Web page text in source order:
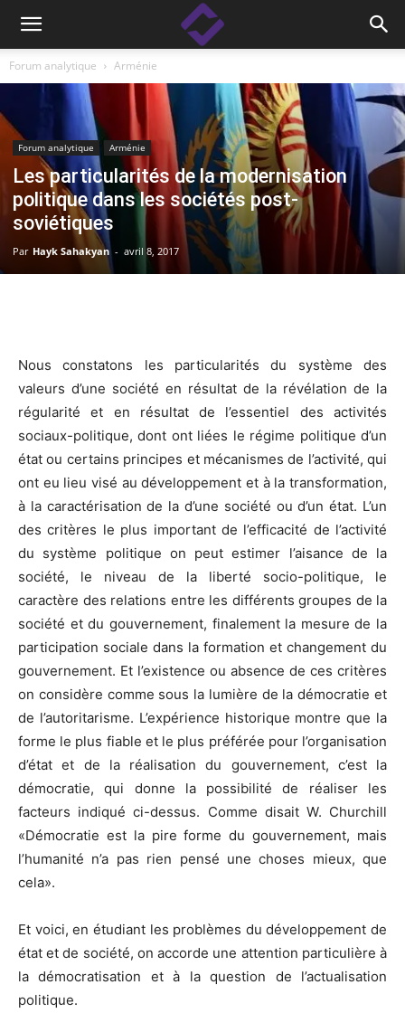
Forum analytique Arménie
Forum analytique Arménie
Les particularités de la modernisation
politique dans les sociétés post-
soviétiques
Par Hayk Sahakyan - avril 8, 2017
Nous constatons les particularités du système des
valeurs d’une société en résultat de la révélation de la
régularité et en résultat de l’essentiel des activités
sociaux-politique, dont ont liées le régime politique d’un
état ou certains principes et mécanismes de l’activité, qui
ont eu lieu visé au développement et à la transformation,
à la caractérisation de la d’une société ou d’un état. L’un
des critères le plus important de l’efficacité de l’activité
du système politique on peut estimer l’aisance de la
société, le niveau de la liberté socio-politique, le
caractère des relations entre les différents groupes de la
société et du gouvernement, finalement la mesure de la
participation sociale dans la formation et changement du
gouvernement. Et l’existence ou absence de ces critères
on considère comme sous la lumière de la démocratie et
de l’autoritarisme. L’expérience historique montre que la
forme le plus fiable et le plus préférée pour l’organisation
d’état et de la réalisation du gouvernement, c’est la
démocratie, qui donne la possibilité de réaliser les
facteurs indiqué ci-dessus. Comme disait W. Churchill
«Démocratie est la pire forme du gouvernement, mais
l’humanité n’a pas rien pensé une choses mieux, que
cela».
Et voici, en étudiant les problèmes du développement de
état et de société, on accorde une attention particulière à
la démocratisation et à la question de l’actualisation
politique.